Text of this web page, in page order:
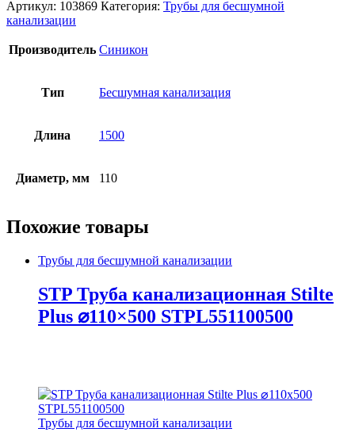
Артикул: 103869 Категория: Трубы для бесшумной
канализации
Производитель Синикон
Тип Бесшумная канализация
Длина 1500
Диаметр, мм 110
Похожие товары
Трубы для бесшумной канализации
STP Труба канализационная Stilte
Plus ⌀110×500 STPL551100500
Трубы для бесшумной канализации